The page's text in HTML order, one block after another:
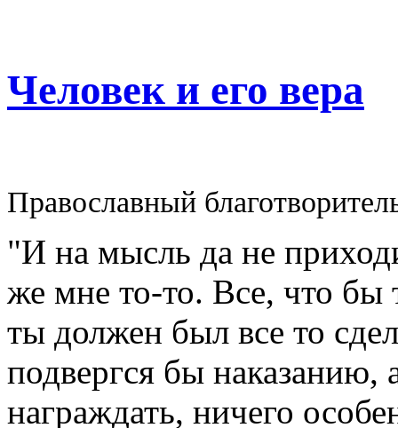
Человек и его вера
Православный
"И на мысль да не
же мне то-то. Все, что
ты должен был все то
подвергся бы наказанию,
награждать, ничего